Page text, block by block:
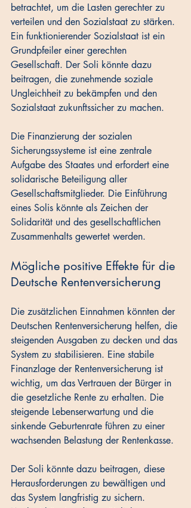
betrachtet, um die Lasten gerechter zu
verteilen und den Sozialstaat zu stärken.
Ein funktionierender Sozialstaat ist ein
Grundpfeiler einer gerechten
Gesellschaft. Der Soli könnte dazu
beitragen, die zunehmende soziale
Ungleichheit zu bekämpfen und den
Sozialstaat zukunftssicher zu machen.
Die Finanzierung der sozialen
Sicherungssysteme ist eine zentrale
Aufgabe des Staates und erfordert eine
solidarische Beteiligung aller
Gesellschaftsmitglieder. Die Einführung
eines Solis könnte als Zeichen der
Solidarität und des gesellschaftlichen
Zusammenhalts gewertet werden.
Mögliche positive Effekte für die
Deutsche Rentenversicherung
Die zusätzlichen Einnahmen könnten der
Deutschen Rentenversicherung helfen, die
steigenden Ausgaben zu decken und das
System zu stabilisieren. Eine stabile
Finanzlage der Rentenversicherung ist
wichtig, um das Vertrauen der Bürger in
die gesetzliche Rente zu erhalten. Die
steigende Lebenserwartung und die
sinkende Geburtenrate führen zu einer
wachsenden Belastung der Rentenkasse.
Der Soli könnte dazu beitragen, diese
Herausforderungen zu bewältigen und
das System langfristig zu sichern.